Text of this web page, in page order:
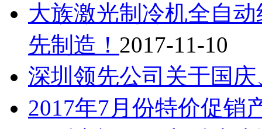
大族激光制冷机全自
先制造！ 2017-11-10
深圳领先公司关于国
2017年7月份特价促销